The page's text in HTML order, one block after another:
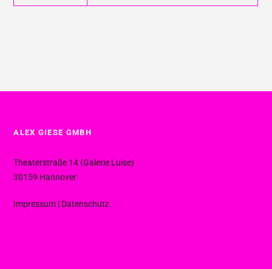
ALEX GIESE GMBH
Theaterstraße 14 (Galerie Luise)
30159 Hannover
Impressum | Datenschutz